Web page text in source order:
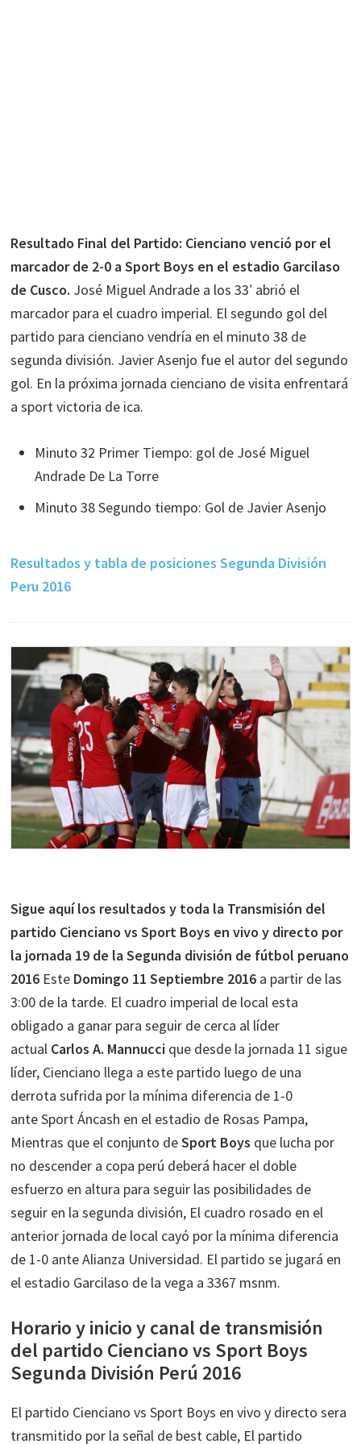
Resultado Final del Partido: Cienciano venció por el
marcador de 2-0 a Sport Boys en el estadio Garcilaso
de Cusco. José Miguel Andrade a los 33′ abrió el
marcador para el cuadro imperial. El segundo gol del
partido para cienciano vendría en el minuto 38 de
segunda división. Javier Asenjo fue el autor del segundo
gol. En la próxima jornada cienciano de visita enfrentará
a sport victoria de ica.
Minuto 32 Primer Tiempo: gol de José Miguel
Andrade De La Torre
Minuto 38 Segundo tiempo: Gol de Javier Asenjo
Resultados y tabla de posiciones Segunda División
Peru 2016
Sigue aquí los resultados y toda la Transmisión del
partido Cienciano vs Sport Boys en vivo y directo por
la jornada 19 de la Segunda división de fútbol peruano
2016 Este Domingo 11 Septiembre 2016 a partir de las
3:00 de la tarde. El cuadro imperial de local esta
obligado a ganar para seguir de cerca al líder
actual Carlos A. Mannucci que desde la jornada 11 sigue
líder, Cienciano llega a este partido luego de una
derrota sufrida por la mínima diferencia de 1-0
ante Sport Áncash en el estadio de Rosas Pampa,
Mientras que el conjunto deSport Boys que lucha por
no descender a copa perú deberá hacer el doble
esfuerzo en altura para seguir las posibilidades de
seguir en la segunda división, El cuadro rosado en el
anterior jornada de local cayó por la mínima diferencia
de 1-0 ante Alianza Universidad. El partido se jugará en
el estadio Garcilaso de la vega a 3367 msnm.
Horario y inicio y canal de transmisión
del partido Cienciano vs Sport Boys
Segunda División Perú 2016
El partido Cienciano vs Sport Boys en vivo y directo sera
transmitido por la señal de best cable, El partido